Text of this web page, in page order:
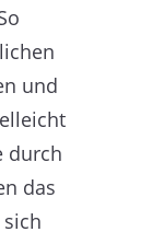
und
durch
das